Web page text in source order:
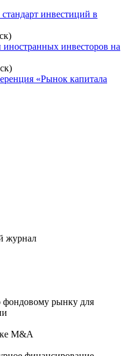
инвестиций в
инвесторов на
«Рынок капитала
журнал
фондовому рынку для
M&A